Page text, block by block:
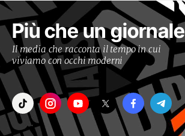
Più che un giornale
Il media che racconta il tempo in cui
viviamo con occhi moderni